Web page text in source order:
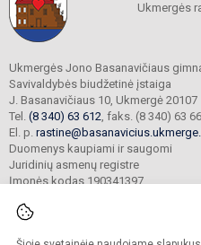
Ukmergės
Ukmergės Jono Basanavičiaus
Savivaldybės biudžetinė įstaiga
J. Basanavičiaus 10, Ukmergė 20107
Tel. (8 340) 63 612, faks. (8 340) 63
El. p.
Duomenys kaupiami ir saugomi
Juridinių asmenų registre
Įmonės kodas 190341397